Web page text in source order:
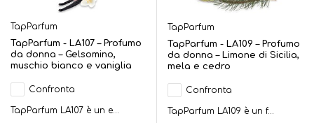
TapParfum
TapParfum - LA107 – Profumo
da donna – Gelsomino,
muschio bianco e vaniglia
Confronta
TapParfum LA107 è un e...
TapParfum
TapParfum - LA109 – Profumo
da donna – Limone di Sicilia,
mela e cedro
Confronta
TapParfum LA109 è un f...